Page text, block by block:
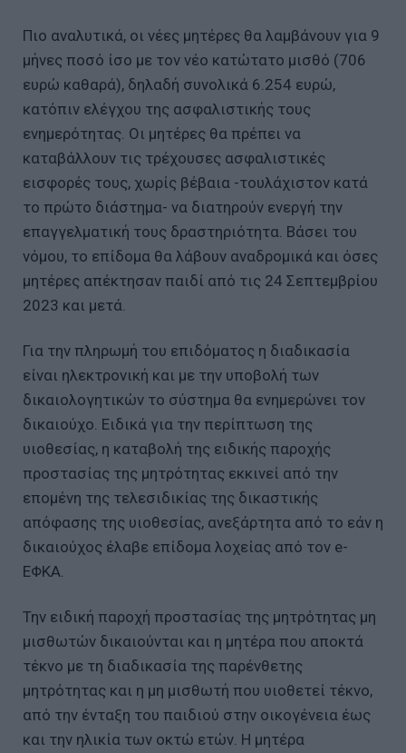
Πιο αναλυτικά, οι νέες μητέρες θα λαμβάνουν για 9
μήνες ποσό ίσο με τον νέο κατώτατο μισθό (706
ευρώ καθαρά), δηλαδή συνολικά 6.254 ευρώ,
κατόπιν ελέγχου της ασφαλιστικής τους
ενημερότητας. Οι μητέρες θα πρέπει να
καταβάλλουν τις τρέχουσες ασφαλιστικές
εισφορές τους, χωρίς βέβαια -τουλάχιστον κατά
το πρώτο διάστημα- να διατηρούν ενεργή την
επαγγελματική τους δραστηριότητα. Βάσει του
νόμου, το επίδομα θα λάβουν αναδρομικά και όσες
μητέρες απέκτησαν παιδί από τις 24 Σεπτεμβρίου
2023 και μετά.
Για την πληρωμή του επιδόματος η διαδικασία
είναι ηλεκτρονική και με την υποβολή των
δικαιολογητικών το σύστημα θα ενημερώνει τον
δικαιούχο. Ειδικά για την περίπτωση της
υιοθεσίας, η καταβολή της ειδικής παροχής
προστασίας της μητρότητας εκκινεί από την
επομένη της τελεσιδικίας της δικαστικής
απόφασης της υιοθεσίας, ανεξάρτητα από το εάν η
δικαιούχος έλαβε επίδομα λοχείας από τον e-
ΕΦΚΑ.
Την ειδική παροχή προστασίας της μητρότητας μη
μισθωτών δικαιούνται και η μητέρα που αποκτά
τέκνο με τη διαδικασία της παρένθετης
μητρότητας και η μη μισθωτή που υιοθετεί τέκνο,
από την ένταξη του παιδιού στην οικογένεια έως
και την ηλικία των οκτώ ετών. Η μητέρα